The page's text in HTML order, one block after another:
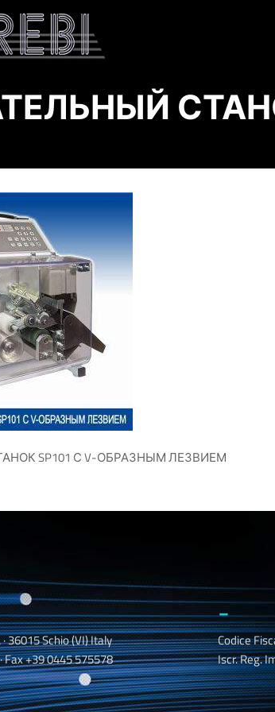
SP101 С V-ОБРАЗНЫМ ЛЕЗВИЕМ
36015 Schio (VI) Italy
Fax +39 0445 575578
_
Codice
Iscr. Reg.